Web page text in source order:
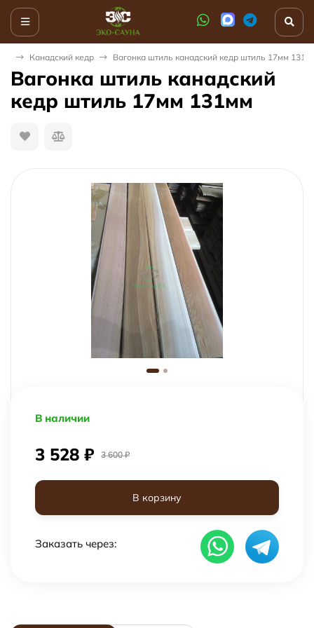
Канадский кедр Вагонка штиль канадский кедр штиль 17мм
Вагонка штиль канадский
кедр штиль 17мм 131мм
В наличии
3 528 ₽ 3 600₽
В корзину
Заказать через: